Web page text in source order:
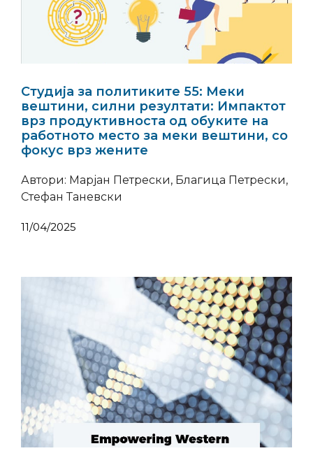
Студија за политиките 55: Меки
вештини, силни резултати: Импактот
врз продуктивноста од обуките на
работното место за меки вештини, со
фокус врз жените
Автори: Марјан Петрески, Благица Петрески,
Стефан Таневски
11/04/2025